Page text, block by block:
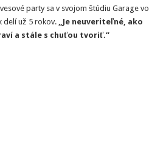
party sa v svojom štúdiu Garage vo
delí už 5 rokov. „Je neuveriteľné, ako
a stále s chuťou tvoriť.“